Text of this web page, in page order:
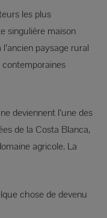
les plus
singulière maison
paysage rural
deviennent l’une des
de la Costa Blanca,
agricole. La
chose de devenu